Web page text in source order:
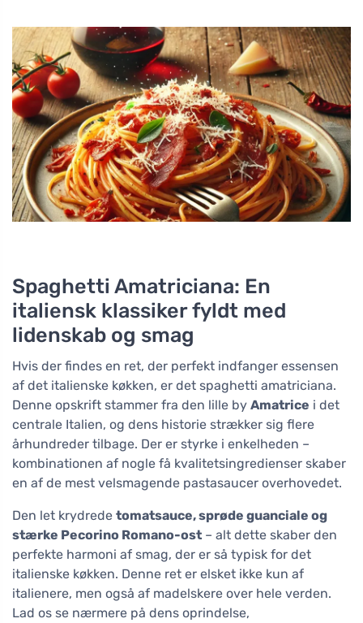
Spaghetti Amatriciana: En
italiensk klassiker fyldt med
lidenskab og smag
Hvis der findes en ret, der perfekt indfanger essensen
af det italienske køkken, er det spaghetti amatriciana.
Denne opskrift stammer fra den lille by Amatrice i det
centrale Italien, og dens historie strækker sig flere
århundreder tilbage. Der er styrke i enkelheden –
kombinationen af nogle få kvalitetsingredienser skaber
en af de mest velsmagende pastasaucer overhovedet.
Den let krydrede tomatsauce, sprøde guanciale og
stærke Pecorino Romano-ost – alt dette skaber den
perfekte harmoni af smag, der er så typisk for det
italienske køkken. Denne ret er elsket ikke kun af
italienere, men også af madelskere over hele verden.
Lad os se nærmere på dens oprindelse,